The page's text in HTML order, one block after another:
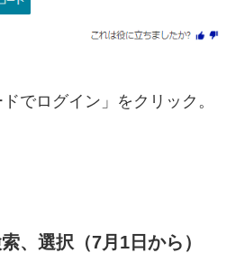
でログイン」をクリック。
、選択（7月1日から）